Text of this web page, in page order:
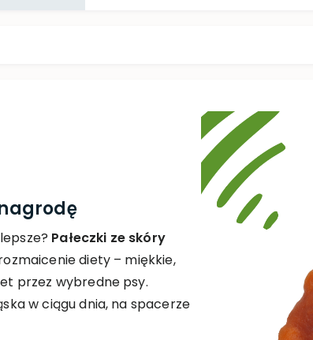
Pałeczki ze skóry
diety – miękkie,
przez wybredne psy.
w ciągu dnia, na spacerze